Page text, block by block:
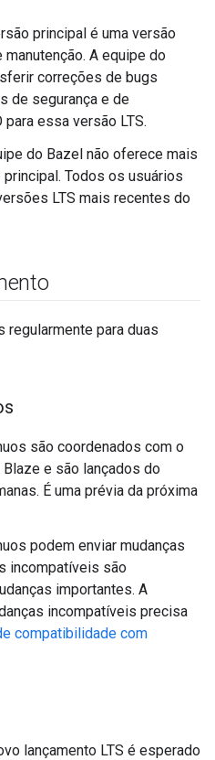
principal é uma versão
manutenção. A equipe do
correções de bugs
de segurança e de
essa versão LTS.
do Bazel não oferece mais
Todos os usuários
LTS mais recentes do
regularmente para duas
são coordenados com o
e são lançados do
É uma prévia da próxima
podem enviar mudanças
incompatíveis são
importantes. A
incompatíveis precisa
compatibilidade com
lançamento LTS é esperado